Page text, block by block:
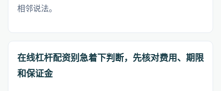
相邻说法。
在线杠杆配资别急着下判断，先核对费用、期限
和保证金